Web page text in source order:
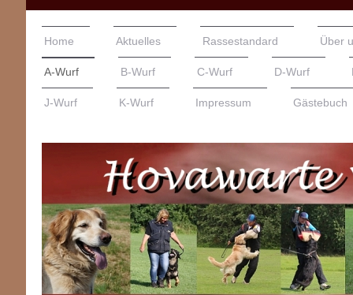
Home Aktuelles Rassestandard Über
A-Wurf B-Wurf C-Wurf D-Wurf
J-Wurf K-Wurf Impressum Gästebuch